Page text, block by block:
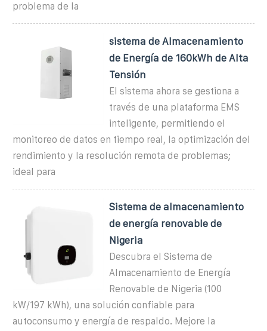
problema de la
sistema de Almacenamiento
de Energía de 160kWh de Alta
Tensión
El sistema ahora se gestiona a
través de una plataforma EMS
inteligente, permitiendo el
monitoreo de datos en tiempo real, la optimización del
rendimiento y la resolución remota de problemas;
ideal para
Sistema de almacenamiento
de energía renovable de
Nigeria
Descubra el Sistema de
Almacenamiento de Energía
Renovable de Nigeria (100
kW/197 kWh), una solución confiable para
autoconsumo y energía de respaldo. Mejore la